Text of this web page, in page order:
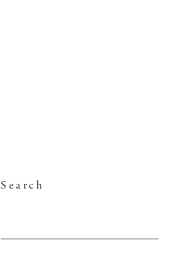
Search